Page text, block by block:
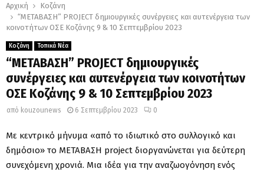
Αρχική
Κοζάνη
“ΜΕΤΑΒΑΣΗ” PROJECT δημιουργικές συνέργειες και αυτενέργεια των
κοινοτήτων ΟΣΕ Κοζάνης 9 & 10 Σεπτεμβρίου 2023
Κοζάνη Τοπικά Νέα
“ΜΕΤΑΒΑΣΗ” PROJECT δημιουργικές
συνέργειες και αυτενέργεια των κοινοτήτων
ΟΣΕ Κοζάνης 9 & 10 Σεπτεμβρίου 2023
από kouzounews 6 Σεπτεμβρίου 2023 0
Με κεντρικό μήνυμα «από το ιδιωτικό στο συλλογικό και
δημόσιο» το ΜΕΤΑΒΑΣΗ project διοργανώνεται για δεύτερη
συνεχόμενη χρονιά. Μια ιδέα για την αναζωογόνηση ενός